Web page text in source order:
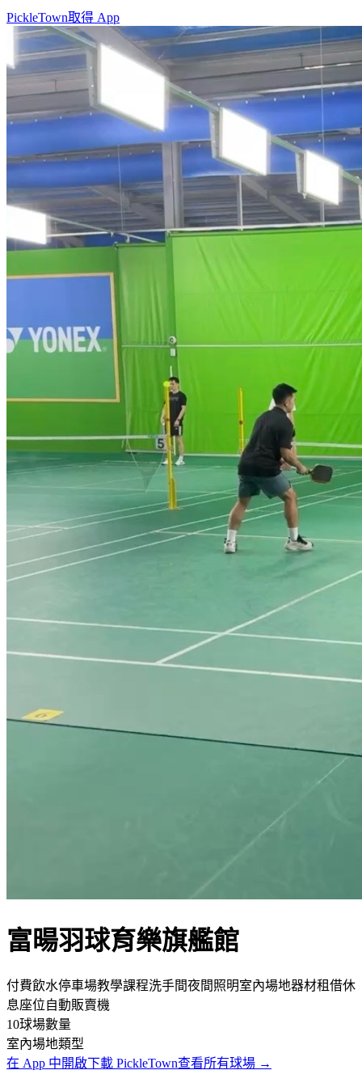
PickleTown取得 App
富暘羽球育樂旗艦館
付費飲水停車場教學課程洗手間夜間照明室內場地器材租借休
息座位自動販賣機
10球場數量
室內場地類型
在 App 中開啟下載 PickleTown查看所有球場 →